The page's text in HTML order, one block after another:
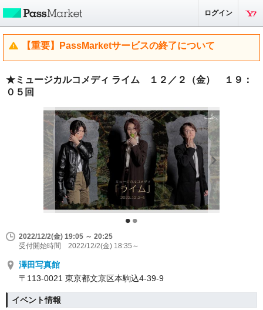
ログイン
【重要】PassMarketサービスの終了について
★ミュージカルコメディ ライム １２／２（金） １９：
０５回
2022/12/2(金) 19:05 ～ 20:25
受付開始時間 2022/12/2(金) 18:35～
澤田写真館
〒113-0021 東京都文京区本駒込4-39-9
イベント情報